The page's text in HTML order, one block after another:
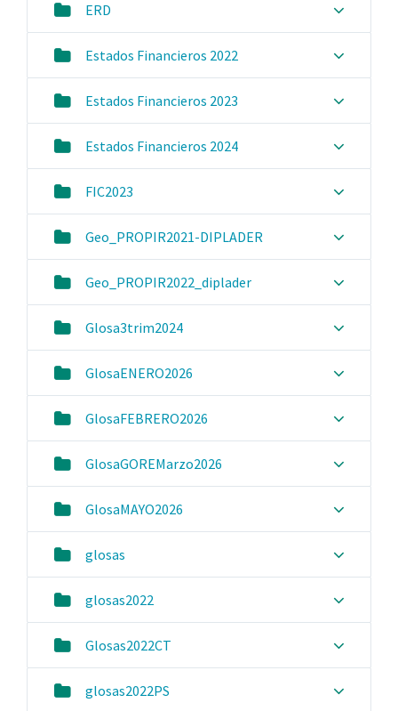
ERD
Estados Financieros 2022
Estados Financieros 2023
Estados Financieros 2024
FIC2023
Geo_PROPIR2021-DIPLADER
Geo_PROPIR2022_diplader
Glosa3trim2024
GlosaENERO2026
GlosaFEBRERO2026
GlosaGOREMarzo2026
GlosaMAYO2026
glosas
glosas2022
Glosas2022CT
glosas2022PS